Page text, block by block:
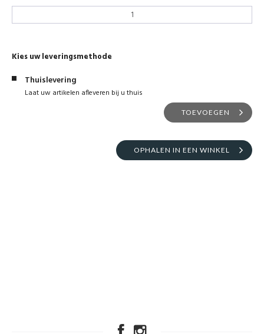
Kies uw leveringsmethode
Thuislevering
Laat uw artikelen afleveren bij u thuis
TOEVOEGEN
OPHALEN IN EEN WINKEL